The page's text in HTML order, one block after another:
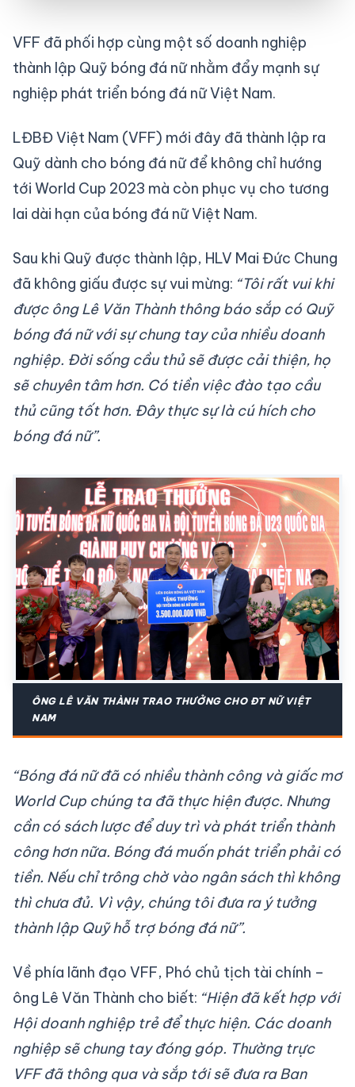
VFF đã phối hợp cùng một số doanh nghiệp
thành lập Quỹ bóng đá nữ nhằm đẩy mạnh sự
nghiệp phát triển bóng đá nữ Việt Nam.
LĐBĐ Việt Nam (VFF) mới đây đã thành lập ra
Quỹ dành cho bóng đá nữ để không chỉ hướng
tới World Cup 2023 mà còn phục vụ cho tương
lai dài hạn của bóng đá nữ Việt Nam.
Sau khi Quỹ được thành lập, HLV Mai Đức Chung
đã không giấu được sự vui mừng: “Tôi rất vui khi
được ông Lê Văn Thành thông báo sắp có Quỹ
bóng đá nữ với sự chung tay của nhiều doanh
nghiệp. Đời sống cầu thủ sẽ được cải thiện, họ
sẽ chuyên tâm hơn. Có tiền việc đào tạo cầu
thủ cũng tốt hơn. Đây thực sự là cú hích cho
bóng đá nữ”.
ÔNG LÊ VĂN THÀNH TRAO THƯỞNG CHO ĐT NỮ VIỆT
NAM
“Bóng đá nữ đã có nhiều thành công và giấc mơ
World Cup chúng ta đã thực hiện được. Nhưng
cần có sách lược để duy trì và phát triển thành
công hơn nữa. Bóng đá muốn phát triển phải có
tiền. Nếu chỉ trông chờ vào ngân sách thì không
thì chưa đủ. Vì vậy, chúng tôi đưa ra ý tưởng
thành lập Quỹ hỗ trợ bóng đá nữ”.
Về phía lãnh đạo VFF, Phó chủ tịch tài chính –
ông Lê Văn Thành cho biết: “Hiện đã kết hợp với
Hội doanh nghiệp trẻ để thực hiện. Các doanh
nghiệp sẽ chung tay đóng góp. Thường trực
VFF đã thông qua và sắp tới sẽ đưa ra Ban